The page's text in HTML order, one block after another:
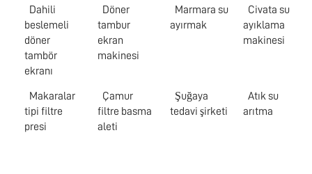
Dahili
beslemeli
döner
tambör
ekranı
Döner
tambur
ekran
makinesi
Marmara su
ayırmak
Civata su
ayıklama
makinesi
Makaralar
tipi filtre
presi
Çamur
filtre basma
aleti
Şuğaya
tedavi şirketi
Atık su
arıtma